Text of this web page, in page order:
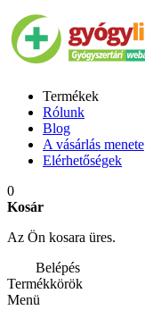
Termékek
Rólunk
Blog
A vásárlás menete
Elérhetőségek
0
Kosár
Az Ön kosara üres.
Belépés
Termékkörök
Menü